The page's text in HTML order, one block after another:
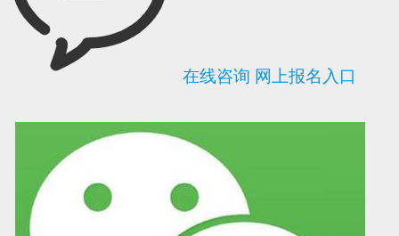
可信网站信用评 网络警察提醒你 诚信网站
在线咨询 网上报名入口